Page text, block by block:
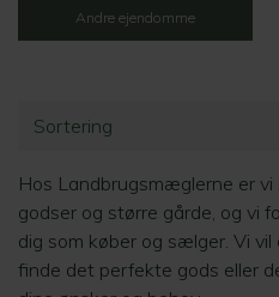
Andre ejendomme
Sortering
Hos Landbrugsmæglerne er
godser og større gårde, og vi
dig som køber og sælger. Vi
finde det perfekte gods eller